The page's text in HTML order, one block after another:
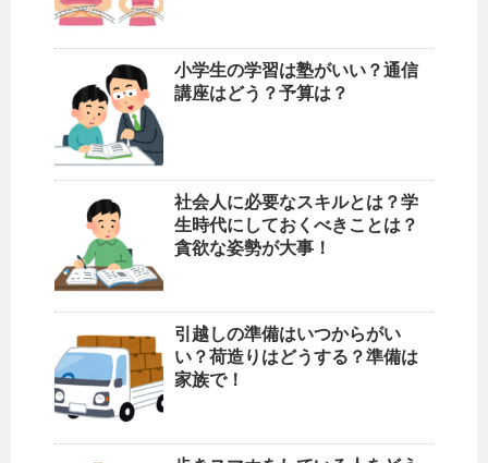
小学生の学習は塾がいい？通信
講座はどう？予算は？
社会人に必要なスキルとは？学
生時代にしておくべきことは？
貪欲な姿勢が大事！
引越しの準備はいつからがい
い？荷造りはどうする？準備は
家族で！